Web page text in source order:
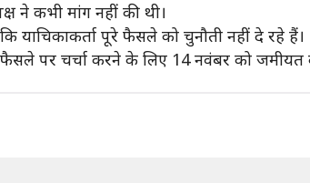
ने कभी मांग नहीं की थी।
याचिकाकर्ता पूरे फैसले को चुनौती नहीं दे रहे हैं।
फैसले पर चर्चा करने के लिए 14 नवंबर को